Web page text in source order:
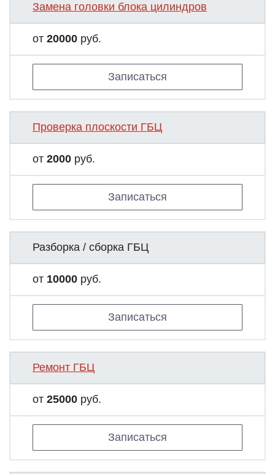
Замена головки блока цилиндров
от 20000 руб.
Записаться
Проверка плоскости ГБЦ
от 2000 руб.
Записаться
Разборка / сборка ГБЦ
от 10000 руб.
Записаться
Ремонт ГБЦ
от 25000 руб.
Записаться